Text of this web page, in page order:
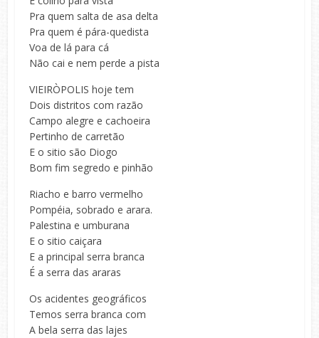
Pra quem salta de asa delta
Pra quem é pára-quedista
Voa de lá para cá
Não cai e nem perde a pista
VIEIRÒPOLIS hoje tem
Dois distritos com razão
Campo alegre e cachoeira
Pertinho de carretão
E o sitio são Diogo
Bom fim segredo e pinhão
Riacho e barro vermelho
Pompéia, sobrado e arara.
Palestina e umburana
E o sitio caiçara
E a principal serra branca
É a serra das araras
Os acidentes geográficos
Temos serra branca com
A bela serra das lajes